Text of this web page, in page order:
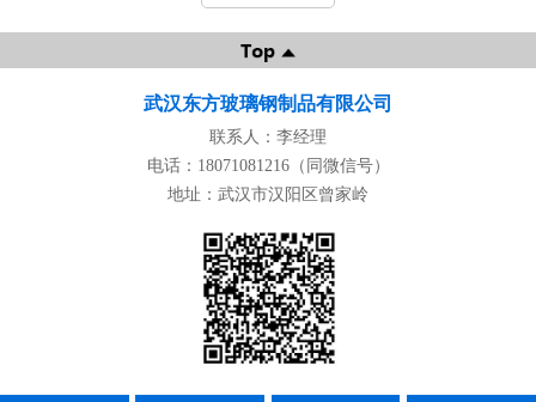
武汉东方玻璃钢制品有限公司
联系人：李经理
电话：18071081216（同微信号）
地址：武汉市汉阳区曾家岭